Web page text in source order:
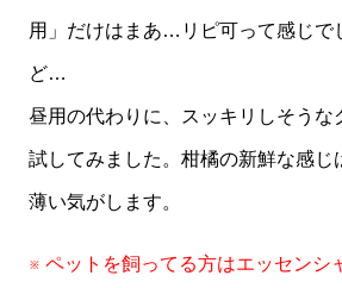
用」だけはまあ…リピ可って感じで
ど…
昼用の代わりに、スッキリしそうな
試してみました。柑橘の新鮮な感じ
薄い気がします。
※ ペットを飼ってる方はエッセンシ